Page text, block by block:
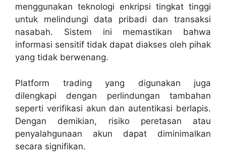
menggunakan teknologi enkripsi tingkat tinggi
untuk melindungi data pribadi dan transaksi
nasabah. Sistem ini memastikan bahwa
informasi sensitif tidak dapat diakses oleh pihak
yang tidak berwenang.
Platform trading yang digunakan juga
dilengkapi dengan perlindungan tambahan
seperti verifikasi akun dan autentikasi berlapis.
Dengan demikian, risiko peretasan atau
penyalahgunaan akun dapat diminimalkan
secara signifikan.